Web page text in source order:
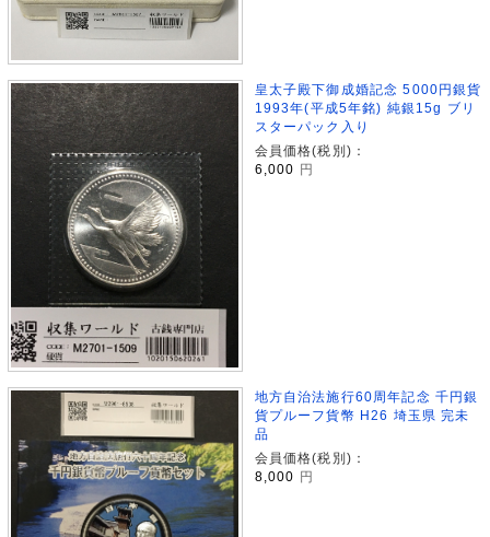
皇太子殿下御成婚記念 5000円銀貨
1993年(平成5年銘) 純銀15g ブリ
スターパック入り
会員価格(税別)：
6,000 円
地方自治法施行60周年記念 千円銀
貨プルーフ貨幣 H26 埼玉県 完未
品
会員価格(税別)：
8,000 円